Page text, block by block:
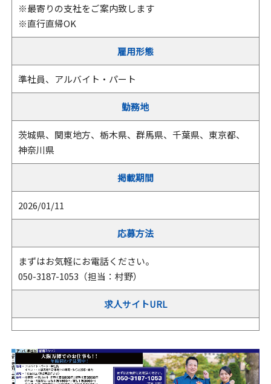
※最寄りの支社をご案内致します
※直行直帰OK
雇用形態
準社員、アルバイト・パート
勤務地
茨城県、関東地方、栃木県、群馬県、千葉県、東京都、
神奈川県
掲載期間
2026/01/11
応募方法
まずはお気軽にお電話ください。
050-3187-1053（担当：村野）
求人サイトURL